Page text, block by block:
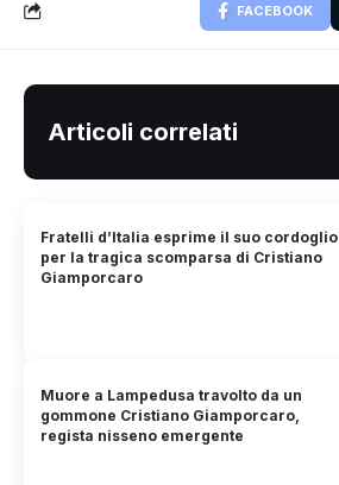
FACEBOOK
Articoli correlati
Fratelli d’Italia esprime il suo cordoglio
per la tragica scomparsa di Cristiano
Giamporcaro
Muore a Lampedusa travolto da un
gommone Cristiano Giamporcaro,
regista nisseno emergente